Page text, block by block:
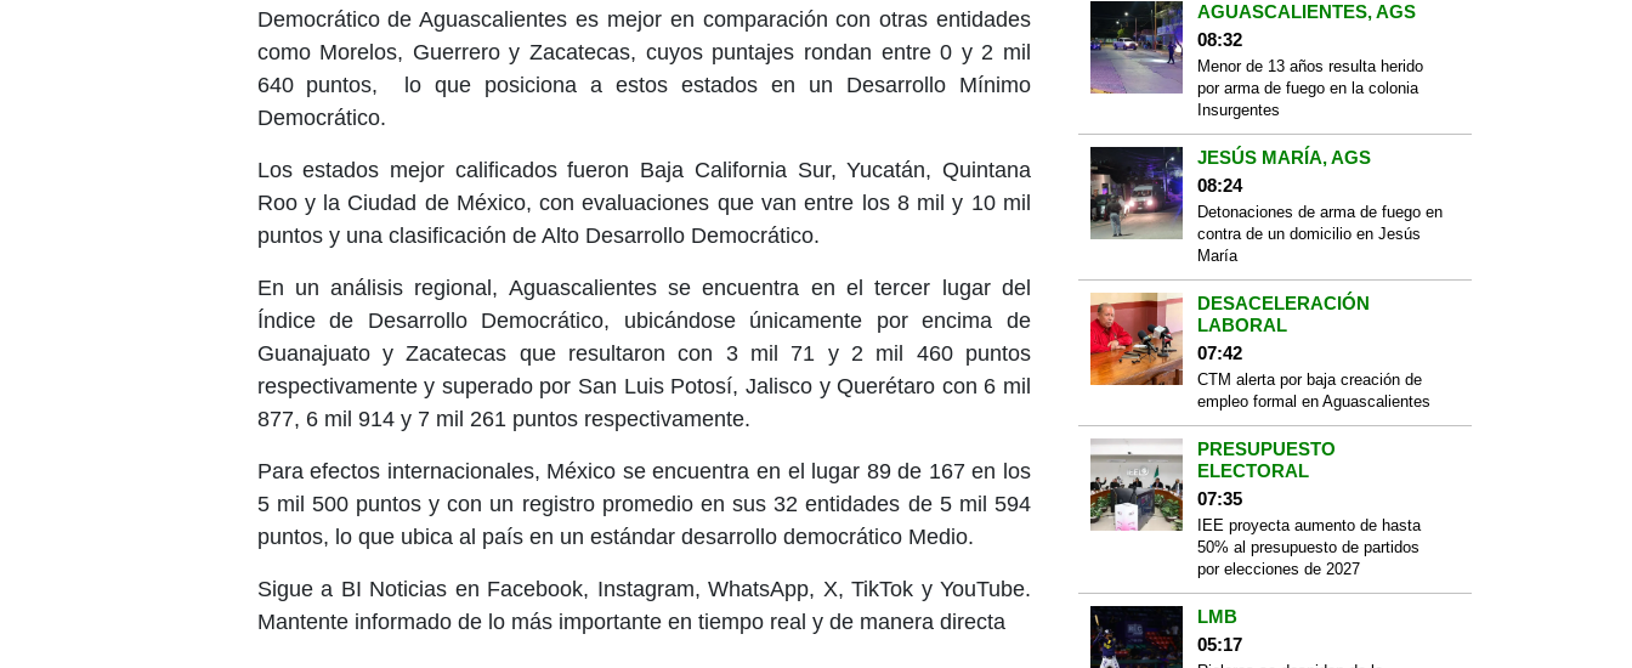
Democrático de Aguascalientes es mejor en comparación con otras entidades
como Morelos, Guerrero y Zacatecas, cuyos puntajes rondan entre 0 y 2 mil
640 puntos, lo que posiciona a estos estados en un Desarrollo Mínimo
Democrático.
Los estados mejor calificados fueron Baja California Sur, Yucatán, Quintana
Roo y la Ciudad de México, con evaluaciones que van entre los 8 mil y 10 mil
puntos y una clasificación de Alto Desarrollo Democrático.
En un análisis regional, Aguascalientes se encuentra en el tercer lugar del
Índice de Desarrollo Democrático, ubicándose únicamente por encima de
Guanajuato y Zacatecas que resultaron con 3 mil 71 y 2 mil 460 puntos
respectivamente y superado por San Luis Potosí, Jalisco y Querétaro con 6 mil
877, 6 mil 914 y 7 mil 261 puntos respectivamente.
Para efectos internacionales, México se encuentra en el lugar 89 de 167 en los
5 mil 500 puntos y con un registro promedio en sus 32 entidades de 5 mil 594
puntos, lo que ubica al país en un estándar desarrollo democrático Medio.
Sigue a BI Noticias en Facebook, Instagram, WhatsApp, X, TikTok y YouTube.
Mantente informado de lo más importante en tiempo real y de manera directa
AGUASCALIENTES, AGS
08:32
Menor de 13 años resulta herido
por arma de fuego en la colonia
Insurgentes
JESÚS MARÍA, AGS
08:24
Detonaciones de arma de fuego en
contra de un domicilio en Jesús
María
DESACELERACIÓN
LABORAL
07:42
CTM alerta por baja creación de
empleo formal en Aguascalientes
PRESUPUESTO
ELECTORAL
07:35
IEE proyecta aumento de hasta
50% al presupuesto de partidos
por elecciones de 2027
LMB
05:17